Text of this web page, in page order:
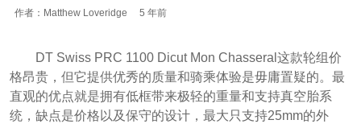
作者：Matthew Loveridge 5 年前
DT Swiss PRC 1100 Dicut Mon Chasseral这款轮组价
格昂贵，但它提供优秀的质量和骑乘体验是毋庸置疑的。最
直观的优点就是拥有低框带来极轻的重量和支持真空胎系
统，缺点是价格以及保守的设计，最大只支持25mm的外